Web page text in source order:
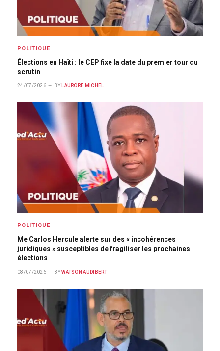
POLITIQUE
Élections en Haïti : le CEP fixe la date du premier tour du
scrutin
24/07/2026 BY LAURORE MICHEL
POLITIQUE
Me Carlos Hercule alerte sur des « incohérences
juridiques » susceptibles de fragiliser les prochaines
élections
08/07/2026 BY WATSON AUDIBERT